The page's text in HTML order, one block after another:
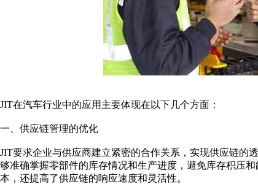
JIT在汽车行业中的应用主要体现在以下几个方面：
一、供应链管理的优化
JIT要求企业与供应商建立紧密的合作关系，实现供应链的
够准确掌握零部件的库存情况和生产进度，避免库存积压
本，还提高了供应链的响应速度和灵活性。